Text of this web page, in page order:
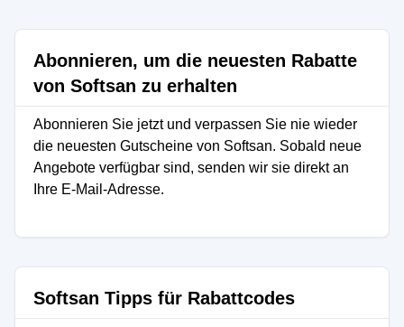
Abonnieren, um die neuesten Rabatte
von Softsan zu erhalten
Abonnieren Sie jetzt und verpassen Sie nie wieder
die neuesten Gutscheine von Softsan. Sobald neue
Angebote verfügbar sind, senden wir sie direkt an
Ihre E-Mail-Adresse.
Softsan Tipps für Rabattcodes